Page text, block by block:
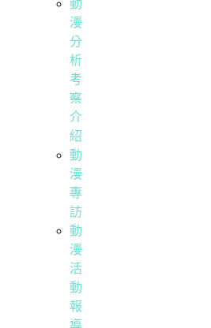
動
漫
分
析
考
察
介
紹
動
漫
專
訪
動
漫
活
動
報
導